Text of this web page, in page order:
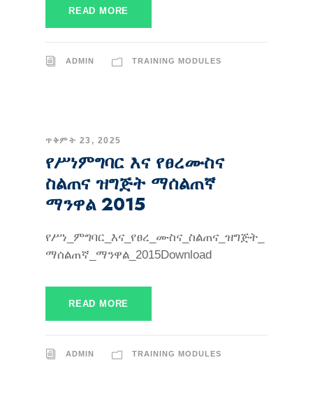
READ MORE
ADMIN TRAINING MODULES
ጥቅምት 23, 2025
የሥነምግባር እና የፀረሙስና
ስልጠና ዝግጅት ማሰልጠኛ
ማንዋል 2015
የሥነ_ምግባር_እና_የፀረ_ሙስና_ስልጠና_ዝግጅት_
ማሰልጠኛ_ማንዋል_2015Download
READ MORE
ADMIN TRAINING MODULES